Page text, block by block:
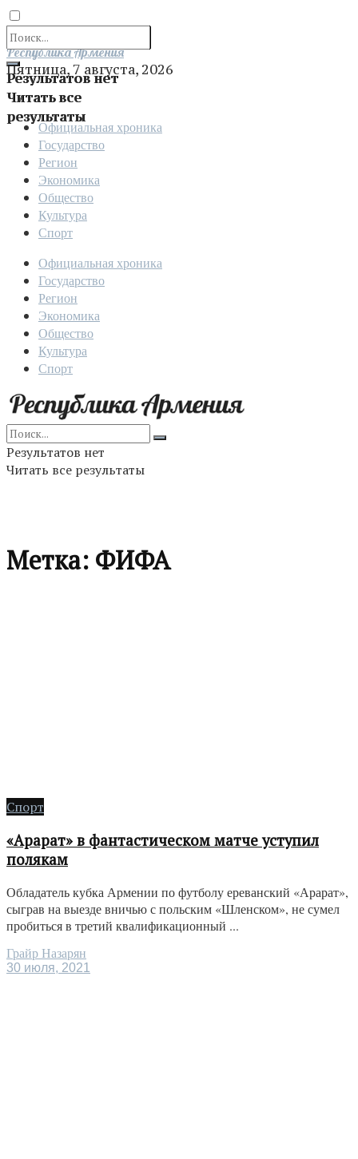
Результатов нет
Читать все
результаты
Отправить
Республика Армения
Пятница, 7 августа, 2026
Официальная хроника
Государство
Регион
Экономика
Общество
Культура
Спорт
Официальная хроника
Государство
Регион
Экономика
Общество
Культура
Спорт
Результатов нет
Читать все результаты
Метка: ФИФА
Спорт
«Арарат» в фантастическом матче уступил
полякам
Обладатель кубка Армении по футболу ереванский «Арарат»,
сыграв на выезде вничью с польским «Шленском», не сумел
пробиться в третий квалификационный ...
Грайр Назарян
30 июля, 2021